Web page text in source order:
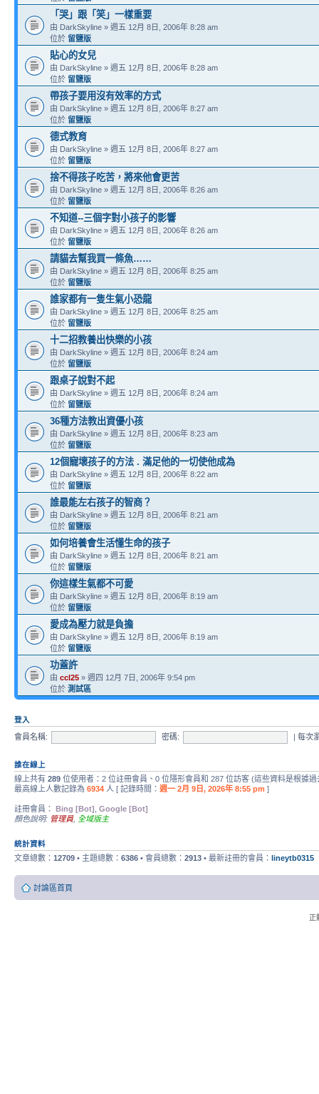
「哭」跟「笑」一樣重要
由 DarkSkyline » 週五 12月 8日, 2006年 8:28 am
位於 留鹽版
貼心的女兒
由 DarkSkyline » 週五 12月 8日, 2006年 8:28 am
位於 留鹽版
帶孩子要用沒有效率的方式
由 DarkSkyline » 週五 12月 8日, 2006年 8:27 am
位於 留鹽版
德式教育
由 DarkSkyline » 週五 12月 8日, 2006年 8:27 am
位於 留鹽版
捨不得孩子吃苦，將來他會更苦
由 DarkSkyline » 週五 12月 8日, 2006年 8:26 am
位於 留鹽版
不知道--三個字對小孩子的影響
由 DarkSkyline » 週五 12月 8日, 2006年 8:26 am
位於 留鹽版
請貓去幫我買一條魚……
由 DarkSkyline » 週五 12月 8日, 2006年 8:25 am
位於 留鹽版
誰家都有一隻生氣小恐龍
由 DarkSkyline » 週五 12月 8日, 2006年 8:25 am
位於 留鹽版
十二招教養出快樂的小孩
由 DarkSkyline » 週五 12月 8日, 2006年 8:24 am
位於 留鹽版
跟桌子說對不起
由 DarkSkyline » 週五 12月 8日, 2006年 8:24 am
位於 留鹽版
36種方法教出資優小孩
由 DarkSkyline » 週五 12月 8日, 2006年 8:23 am
位於 留鹽版
12個寵壞孩子的方法 . 滿足他的一切使他成為
由 DarkSkyline » 週五 12月 8日, 2006年 8:22 am
位於 留鹽版
誰最能左右孩子的智商？
由 DarkSkyline » 週五 12月 8日, 2006年 8:21 am
位於 留鹽版
如何培養會生活懂生命的孩子
由 DarkSkyline » 週五 12月 8日, 2006年 8:21 am
位於 留鹽版
你這樣生氣都不可愛
由 DarkSkyline » 週五 12月 8日, 2006年 8:19 am
位於 留鹽版
愛成為壓力就是負擔
由 DarkSkyline » 週五 12月 8日, 2006年 8:19 am
位於 留鹽版
功蓋許
由 ccl25 » 週四 12月 7日, 2006年 9:54 pm
位於 測試區
登入
會員名稱:
密碼: | 每次
誰在線上
線上共有 289 位使用者：2 位註冊會員、0 位隱形會員和 287 位訪客 (這些資料是根據
最高線上人數記錄為 6934 人 [ 記錄時間： 週一 2月 9日, 2026年 8:55 pm ]
註冊會員： Bing [Bot] Google [Bot]
顏色說明: 管理員 全域版主
統計資料
文章總數： 12709 • 主題總數： 6386 • 會員總數： 2913 • 最新註冊的會員： lineytb0315
討論區首頁
正